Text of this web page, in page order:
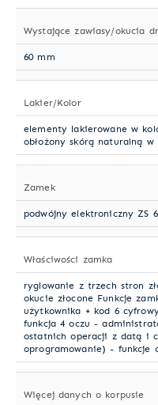
Wystające zawiasy/okucia
60 mm
Lakier/Kolor
elementy lakierowane w
obłożony skórą naturalną
Zamek
podwójny elektroniczny ZS
Właściwości zamka
ryglowanie z trzech stron
okucie złocone Funkcje
użytkownika + kod 6
funkcja 4 oczu -
ostatnich operacji z datą i
oprogramowanie) - funkcje
Więcej danych o korpusie